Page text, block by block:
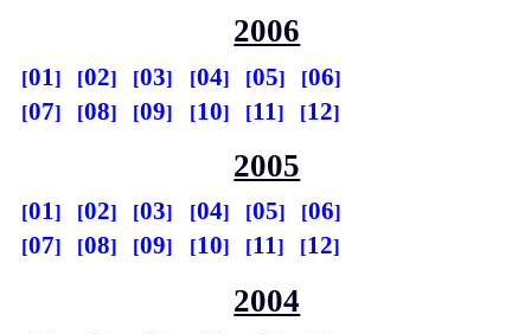
2006
01 02 03 04 05
06
07
08 09 10 11 12
2005
01 02 03 04 05
06
07
08 09 10 11 12
2004